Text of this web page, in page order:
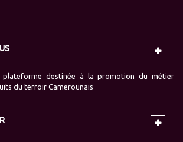
destinée à la promotion du métier
du terroir Camerounais